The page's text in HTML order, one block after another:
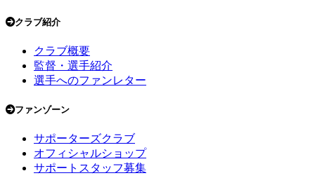
クラブ紹介
クラブ概要
監督・選手紹介
選手へのファンレター
ファンゾーン
サポーターズクラブ
オフィシャルショップ
サポートスタッフ募集